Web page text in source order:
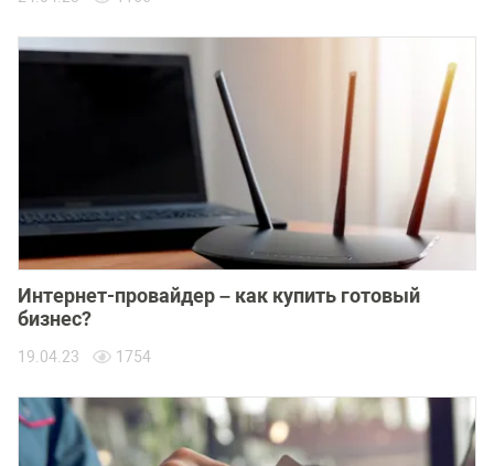
Интернет-провайдер – как купить готовый
бизнес?
19.04.23 1754